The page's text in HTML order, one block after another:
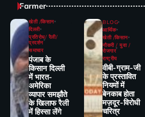
Farmer
खेती /किसान
दिल्ली
प्रतिरोध/ रैली/
प्रदर्शन
समाचार
पंजाब के
किसान दिल्ली
में भारत-
अमेरिका
व्यापार समझौते
के खिलाफ रैली
में हिस्सा लेंगे
BLOG
आर्थिक
खेती /किसान
नौकरी / युवा /
रोजगार
राष्ट्रीय
वीबी-ग्राम-जी
के प्रस्तावित
नियमों में
बेनकाब होता
मज़दूर-विरोधी
चरित्र